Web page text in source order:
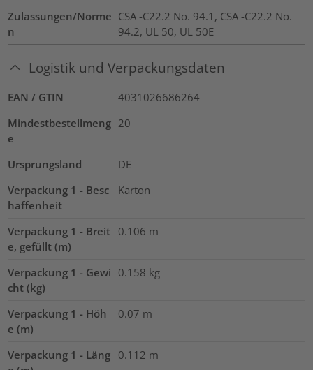
Zulassungen/Norme
n
CSA -C22.2 No. 94.1, CSA -C22.2 No.
94.2, UL 50, UL 50E
Logistik und Verpackungsdaten
EAN / GTIN
4031026686264
Mindestbestellmeng
e
20
Ursprungsland
DE
Verpackung 1 - Besc
haffenheit
Karton
Verpackung 1 - Breit
e, gefüllt (m)
0.106 m
Verpackung 1 - Gewi
cht (kg)
0.158 kg
Verpackung 1 - Höh
e (m)
0.07 m
Verpackung 1 - Läng 0.112 m